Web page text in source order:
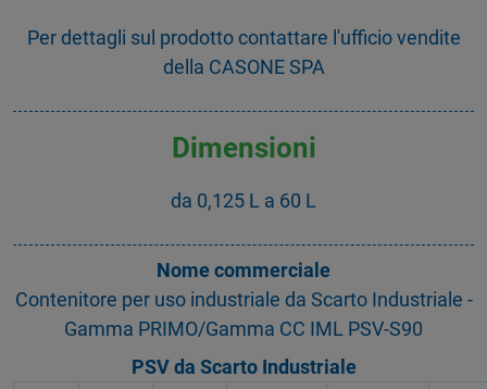
Per dettagli sul prodotto contattare l'ufficio vendite
della CASONE SPA
Dimensioni
da 0,125 L a 60 L
Nome commerciale
Contenitore per uso industriale da Scarto Industriale -
Gamma PRIMO/Gamma CC IML PSV-S90
PSV da Scarto Industriale